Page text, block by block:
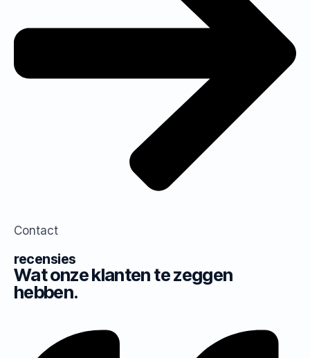
Contact
recensies
Wat onze klanten te zeggen
hebben.